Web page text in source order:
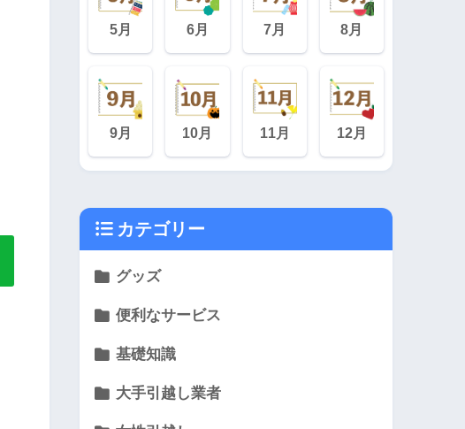
5月 6月 7月 8月
9月 10月 11月 12月
カテゴリー
グッズ
便利なサービス
基礎知識
大手引越し業者